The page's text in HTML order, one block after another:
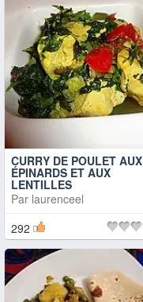
CURRY DE POULET AUX
ÉPINARDS ET AUX
LENTILLES
Par laurenceel
292